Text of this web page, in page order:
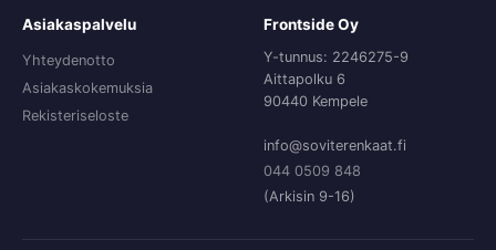
Asiakaspalvelu
Yhteydenotto
Asiakaskokemuksia
Rekisteriseloste
Frontside Oy
Y-tunnus: 2246275-9
Aittapolku 6
90440 Kempele
info@soviterenkaat.fi
044 0509 848
(Arkisin 9-16)